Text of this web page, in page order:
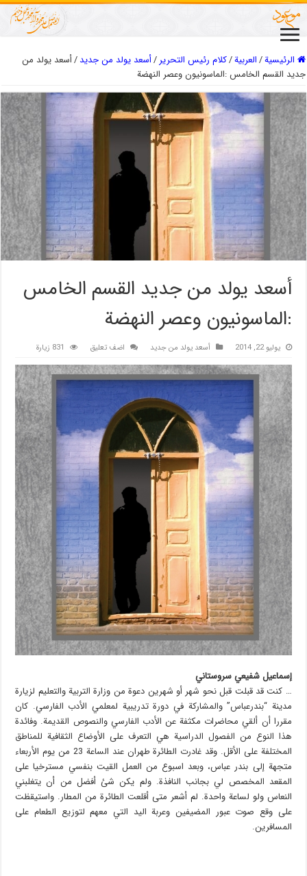
الرئيسية/العربیة/كلام رئيس التحرير/أسعد يولد من جديد /أسعد يولد من
جديد القسم الخامس :الماسونيون وعصر النهضة
أسعد يولد من جديد القسم الخامس
:الماسونيون وعصر النهضة
يوليو 22, 2014 أسعد يولد من جديد اضف تعليق 831 زيارة
إسماعيل شفيعي سروستاني
… كنت قد قبلت قبل نحو شهر أو شهرين دعوة من وزارة التربية والتعليم لزيارة
مدينة “بندرعباس” والمشاركة في دورة تدريبية لمعلمي الأدب الفارسي. كان
مقررا أن ألقي محاضرات مكثفة عن الأدب الفارسي والنصوص القديمة. وفائدة
هذا النوع من الفصول الدراسية هي التعرف على الأوضاع الثقافية للمناطق
المختلفة على الأقل. وقد غادرت الطائرة طهران عند الساعة 23 من يوم الأربعاء
متجهة إلى بندر عباس، وبعد اسبوع من العمل القيت بنفسي مسترخيا على
المقعد المخصص لي بجانب النافذة. ولم يكن شئ أفضل من أن يتغلبني
النعاس ولو لساعة واحدة. لم أشعر متى أقلعت الطائرة من المطار. واستيقظت
على وقع صوت عبور المضيفين وعربة اليد التي معهم لتوزيع الطعام على
المسافرين.